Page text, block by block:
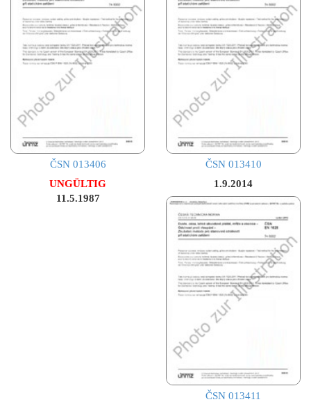
ČSN 013406
UNGÜLTIG
11.5.1987
ČSN 013410
1.9.2014
ČSN 013411